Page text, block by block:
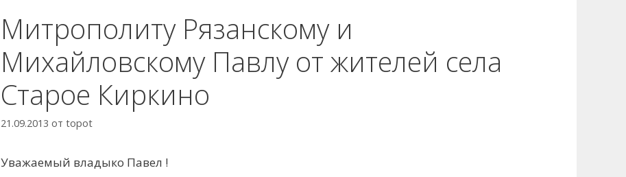
Митрополиту Рязанскому и
Михайловскому Павлу от жителей села
Старое Киркино
21.09.2013 от topot
Уважаемый владыко Павел !